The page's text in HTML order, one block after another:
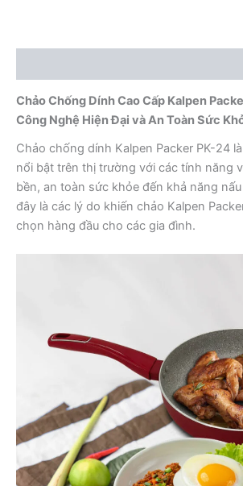
Chảo Chống Dính Cao Cấp Kalpen
Công Nghệ Hiện Đại và An Toàn Sức
Chảo chống dính Kalpen Packer PK-24
nổi bật trên thị trường với các tính năng
bền, an toàn sức khỏe đến khả năng
đây là các lý do khiến chảo Kalpen
chọn hàng đầu cho các gia đình.